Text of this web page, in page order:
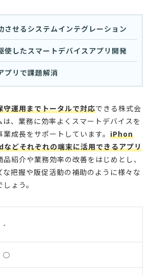
させるシステムインテグレーション
使したスマートデバイスアプリ開発
プリで課題解消
守運用までトータルで対応できる株式会
、業務に効率よくスマートデバイスを
成長をサポートしています。 iPhon
どそれぞれの端末に活用できるアプリ
品紹介や業務効率の改善をはじめとし、
把握や販促活動の補助のように様々な
ょう。
-
◯